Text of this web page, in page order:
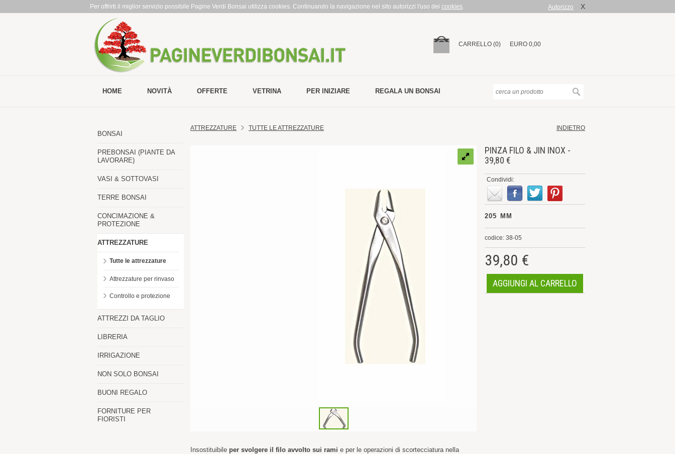
Per offrirti il miglior servizio possibile Pagine Verdi Bonsai utilizza cookies. Continuando la navigazione nel sito autorizzi l'uso dei cookies. Autorizzo X
CARRELLO (0) EURO 0,00
HOME NOVITÀ OFFERTE VETRINA PER INIZIARE REGALA UN BONSAI
BONSAI
PREBONSAI (PIANTE DA
LAVORARE)
VASI & SOTTOVASI
TERRE BONSAI
CONCIMAZIONE &
PROTEZIONE
ATTREZZATURE
Tutte le attrezzature
Attrezzature per rinvaso
Controllo e protezione
ATTREZZI DA TAGLIO
LIBRERIA
IRRIGAZIONE
NON SOLO BONSAI
BUONI REGALO
FORNITURE PER
FIORISTI
ATTREZZATURE TUTTE LE ATTREZZATURE INDIETRO
Insostituibile per svolgere il filo avvolto sui rami e per le operazioni di scortecciatura nella
PINZA FILO & JIN INOX -
39,80 €
Condividi:
205 MM
codice: 38-05
39,80 €
AGGIUNGI AL CARRELLO